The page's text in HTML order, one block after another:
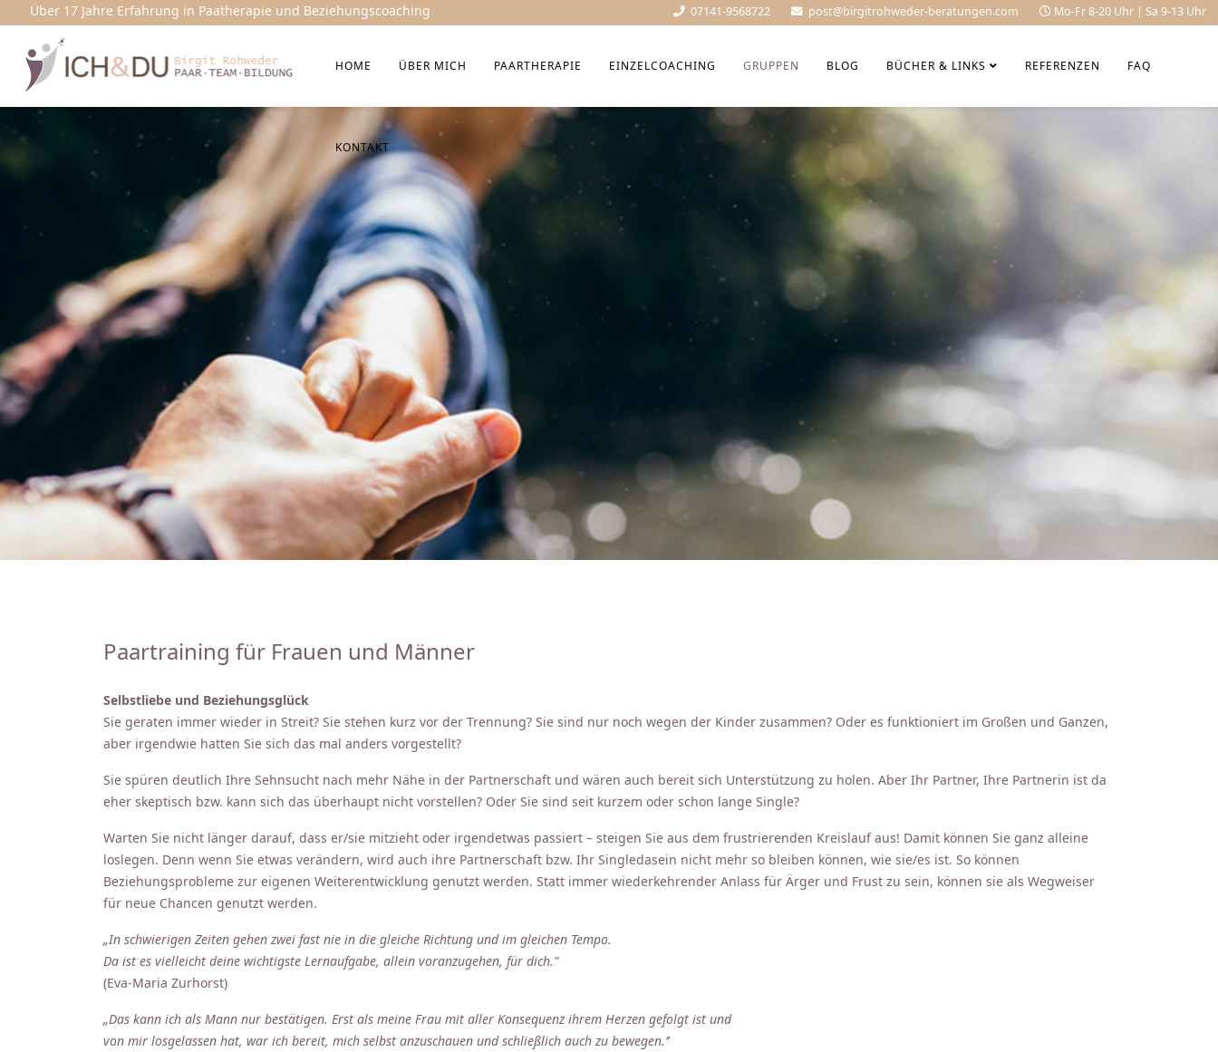
Über 17 Jahre Erfahrung in Paatherapie und Beziehungscoaching 07141-9568722 post@birgitrohweder-beratungen.com Mo-Fr 8-20 Uhr | Sa 9-13 Uhr
HOME ÜBER MICH PAARTHERAPIE EINZELCOACHING GRUPPEN BLOG BÜCHER & LINKS REFERENZEN FAQ
KONTAKT
Paartraining für Frauen und Männer
Selbstliebe und Beziehungsglück
Sie geraten immer wieder in Streit? Sie stehen kurz vor der Trennung? Sie sind nur noch wegen der Kinder zusammen? Oder es funktioniert im Großen und Ganzen,
aber irgendwie hatten Sie sich das mal anders vorgestellt?
Sie spüren deutlich Ihre Sehnsucht nach mehr Nähe in der Partnerschaft und wären auch bereit sich Unterstützung zu holen. Aber Ihr Partner, Ihre Partnerin ist da
eher skeptisch bzw. kann sich das überhaupt nicht vorstellen? Oder Sie sind seit kurzem oder schon lange Single?
Warten Sie nicht länger darauf, dass er/sie mitzieht oder irgendetwas passiert – steigen Sie aus dem frustrierenden Kreislauf aus! Damit können Sie ganz alleine
loslegen. Denn wenn Sie etwas verändern, wird auch ihre Partnerschaft bzw. Ihr Singledasein nicht mehr so bleiben können, wie sie/es ist. So können
Beziehungsprobleme zur eigenen Weiterentwicklung genutzt werden. Statt immer wiederkehrender Anlass für Ärger und Frust zu sein, können sie als Wegweiser
für neue Chancen genutzt werden.
„In schwierigen Zeiten gehen zwei fast nie in die gleiche Richtung und im gleichen Tempo.
Da ist es vielleicht deine wichtigste Lernaufgabe, allein voranzugehen, für dich."
(Eva-Maria Zurhorst)
„Das kann ich als Mann nur bestätigen. Erst als meine Frau mit aller Konsequenz ihrem Herzen gefolgt ist und
von mir losgelassen hat, war ich bereit, mich selbst anzuschauen und schließlich auch zu bewegen.’’